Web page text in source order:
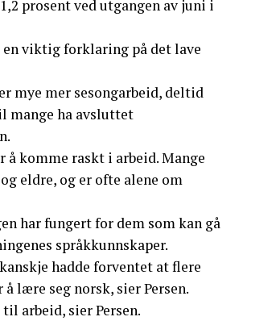
prosent ved utgangen av juni i
viktig forklaring på det lave
mye mer sesongarbeid, deltid
mange ha avsluttet
komme raskt i arbeid. Mange
eldre, og er ofte alene om
har fungert for dem som kan gå
språkkunnskaper.
hadde forventet at flere
lære seg norsk, sier Persen.
arbeid, sier Persen.